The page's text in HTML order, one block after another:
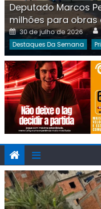
Deputado Marcos
milhões para obras
Posted
on
30 de julho de 2026
Destaques Da Semana